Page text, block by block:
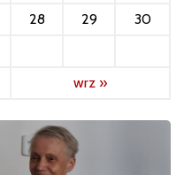
28 29
30
wrz »